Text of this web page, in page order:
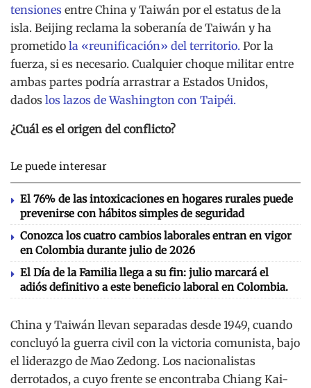
tensiones entre China y Taiwán por el estatus de la
isla. Beijing reclama la soberanía de Taiwán y ha
prometido la «reunificación» del territorio. Por la
fuerza, si es necesario. Cualquier choque militar entre
ambas partes podría arrastrar a Estados Unidos,
dados los lazos de Washington con Taipéi.
¿Cuál es el origen del conflicto?
Le puede interesar
El 76% de las intoxicaciones en hogares rurales puede
prevenirse con hábitos simples de seguridad
Conozca los cuatro cambios laborales entran en vigor
en Colombia durante julio de 2026
El Día de la Familia llega a su fin: julio marcará el
adiós definitivo a este beneficio laboral en Colombia.
China y Taiwán llevan separadas desde 1949, cuando
concluyó la guerra civil con la victoria comunista, bajo
el liderazgo de Mao Zedong. Los nacionalistas
derrotados, a cuyo frente se encontraba Chiang Kai-